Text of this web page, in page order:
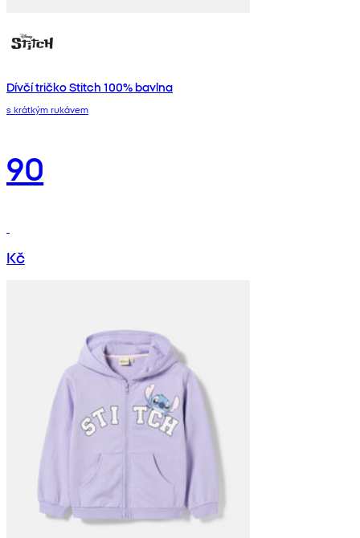
Dívčí tričko Stitch 100% bavlna
s krátkým rukávem
90
Kč